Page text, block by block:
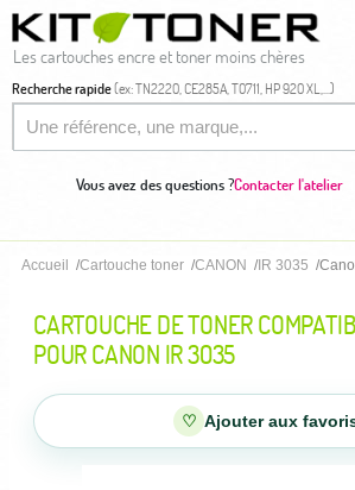
Les cartouches encre et toner moins chères
Recherche rapide(ex: TN2220, CE285A, T0711, HP 920 XL,...)
Vous avez des questions ?Contacter l'atelier
Accueil Cartouche toner CANON IR 3035
CARTOUCHE DE TONER
POUR CANON IR 3035
♡ Ajouter aux